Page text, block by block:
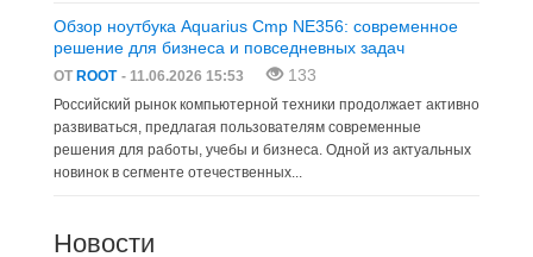
Обзор ноутбука Aquarius Cmp NE356: современное
решение для бизнеса и повседневных задач
ОТ ROOT - 11.06.2026 15:53 133
Российский рынок компьютерной техники продолжает активно
развиваться, предлагая пользователям современные
решения для работы, учебы и бизнеса. Одной из актуальных
новинок в сегменте отечественных...
Новости